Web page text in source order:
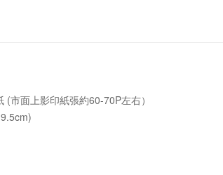
(市面上影印紙張約60-70P左右）